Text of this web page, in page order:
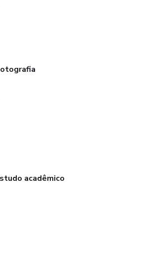
acadêmico